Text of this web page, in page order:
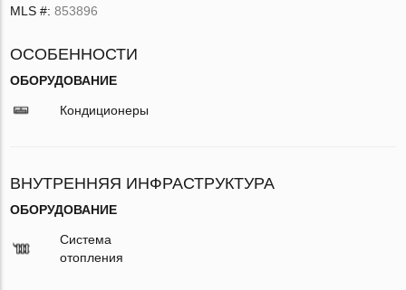
MLS #:853896
ОСОБЕННОСТИ
ОБОРУДОВАНИЕ
Кондиционеры
ВНУТРЕННЯЯ ИНФРАСТРУКТУРА
ОБОРУДОВАНИЕ
Система
отопления